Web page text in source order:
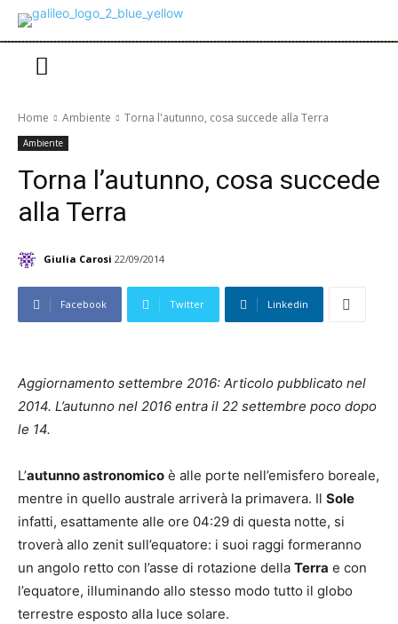
Home Ambiente Torna l'autunno, cosa succede alla Terra
Ambiente
Torna l’autunno, cosa succede
alla Terra
Giulia Carosi 22/09/2014
Facebook Twitter Linkedin
Aggiornamento settembre 2016: Articolo pubblicato nel
2014. L’autunno nel 2016 entra il 22 settembre poco dopo
le 14.
L’autunno astronomico è alle porte nell’emisfero boreale,
mentre in quello australe arriverà la primavera. Il Sole
infatti, esattamente alle ore 04:29 di questa notte, si
troverà allo zenit sull’equatore: i suoi raggi formeranno
un angolo retto con l’asse di rotazione della Terra e con
l’equatore, illuminando allo stesso modo tutto il globo
terrestre esposto alla luce solare.